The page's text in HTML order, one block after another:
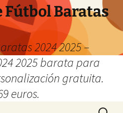
Fútbol Baratas
2024 2025 –
2025 barata para
gratuita.
euros.
Buscar: